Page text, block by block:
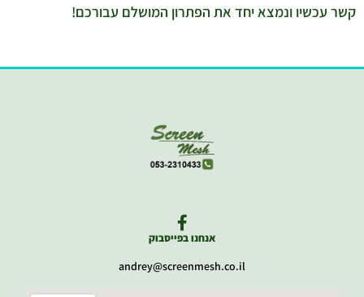
קשר עכשיו ונמצא יחד את הפתרון המושלם עבורכם!
אנחנו בפייסבוק
andrey@screenmesh.co.il